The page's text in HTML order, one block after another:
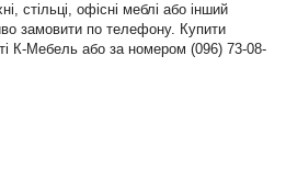
стільці, офісні меблі або інший
замовити по телефону. Купити
К-Мебель або за номером (096) 73-08-